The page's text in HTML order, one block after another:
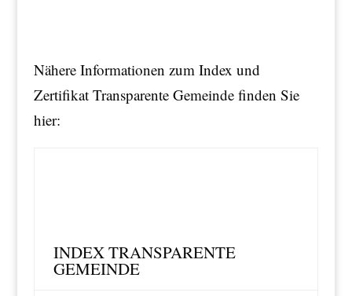
Nähere Informationen zum Index und
Zertifikat Transparente Gemeinde finden Sie
hier:
INDEX TRANSPARENTE
GEMEINDE